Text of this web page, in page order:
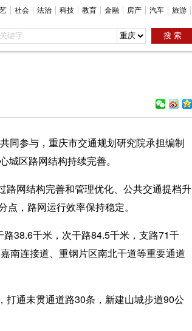
社会 法治 科技 教育 金融 房产 汽车 旅游
参与，重庆市交通规划研究院承担编制
城区路网结构持续完善。
网结构完善和管理优化、公共交通提档升
，路网运行效率保持稳定。
38.6千米，次干路84.5千米，支路71千
南连接道、重钢片区南北干道等重要通道
通未贯通道路30条，新建山城步道90公